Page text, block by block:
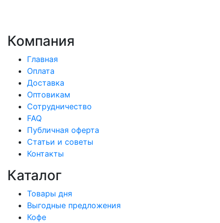
Компания
Главная
Оплата
Доставка
Оптовикам
Сотрудничество
FAQ
Публичная оферта
Статьи и советы
Контакты
Каталог
Товары дня
Выгодные предложения
Кофе